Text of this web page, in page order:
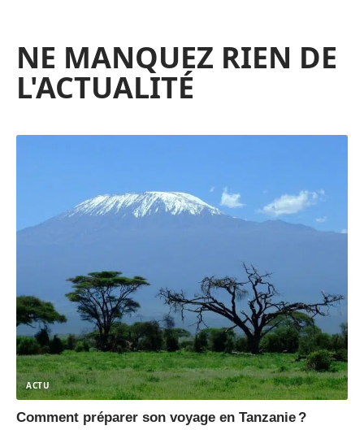
NE MANQUEZ RIEN DE
L'ACTUALITÉ
ACTU
Comment préparer son voyage en Tanzanie ?